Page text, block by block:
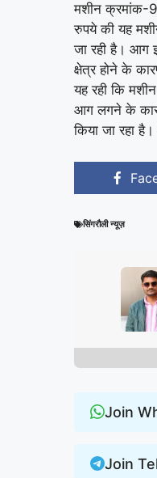
मशीन क्रमांक-
रुपये की यह
जा रही है। आग
क्षेत्र होने के
यह रही कि
आग लगने के
किया जा रहा
सिंगरौली न्यूज़
Join
Join